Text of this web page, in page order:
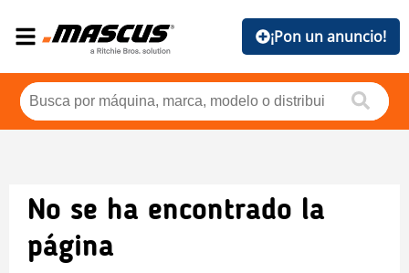
¡Pon un anuncio!
No se ha encontrado la
página